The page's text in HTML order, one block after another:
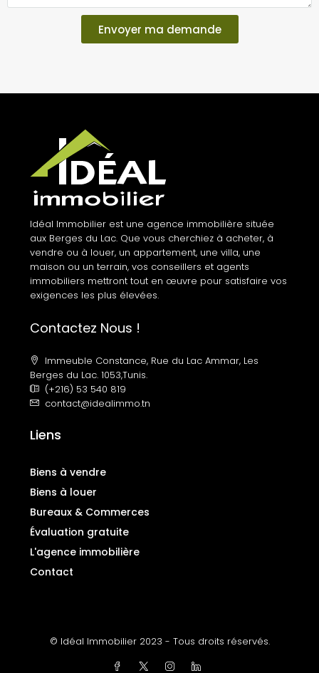
Envoyer ma demande
Idéal Immobilier est une agence immobilière située
aux Berges du Lac. Que vous cherchiez à acheter, à
vendre ou à louer, un appartement, une villa, une
maison ou un terrain, vos conseillers et agents
immobiliers mettront tout en œuvre pour satisfaire vos
exigences les plus élevées.
Contactez Nous !
Immeuble Constance, Rue du Lac Ammar, Les
Berges du Lac. 1053,Tunis.
(+216) 53 540 819
contact@idealimmo.tn
Liens
Biens à vendre
Biens à louer
Bureaux & Commerces
Évaluation gratuite
L'agence immobilière
Contact
© Idéal Immobilier 2023 - Tous droits réservés.